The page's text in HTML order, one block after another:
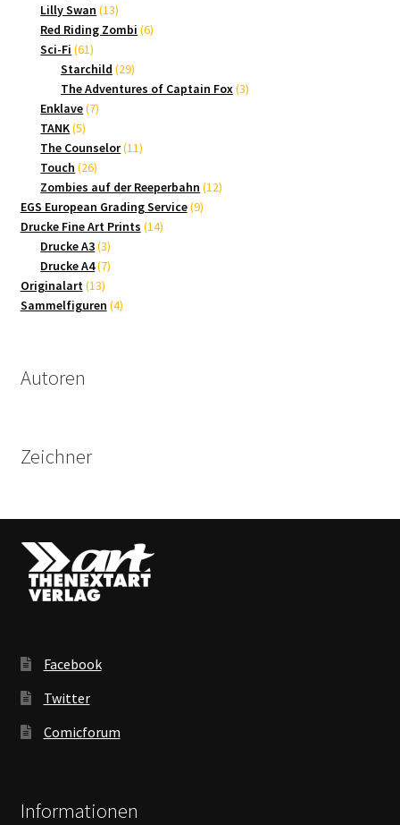
Lilly Swan 1313
Produkte
Red Riding Zombi 66
Sci-Fi 6161
Produkte
Starchild 2929
Produkte
The Adventures of Captain Fox 33
Enklave 77
TANK 55
Produkte
The Counselor 1111
Touch 2626
Produkte
Zombies auf der Reeperbahn 1212
EGS European Grading Service 99
Drucke Fine Art Prints 1414
Drucke A3 33
Produkte
Drucke A4 77
Originalart 1313
Produkte
Sammelfiguren 44
Autoren
Zeichner
Facebook
Twitter
Comicforum
Informationen